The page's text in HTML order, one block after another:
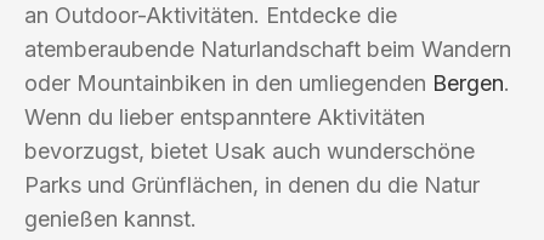
an Outdoor-Aktivitäten. Entdecke die
atemberaubende Naturlandschaft beim Wandern
oder Mountainbiken in den umliegenden Bergen.
Wenn du lieber entspanntere Aktivitäten
bevorzugst, bietet Usak auch wunderschöne
Parks und Grünflächen, in denen du die Natur
genießen kannst.